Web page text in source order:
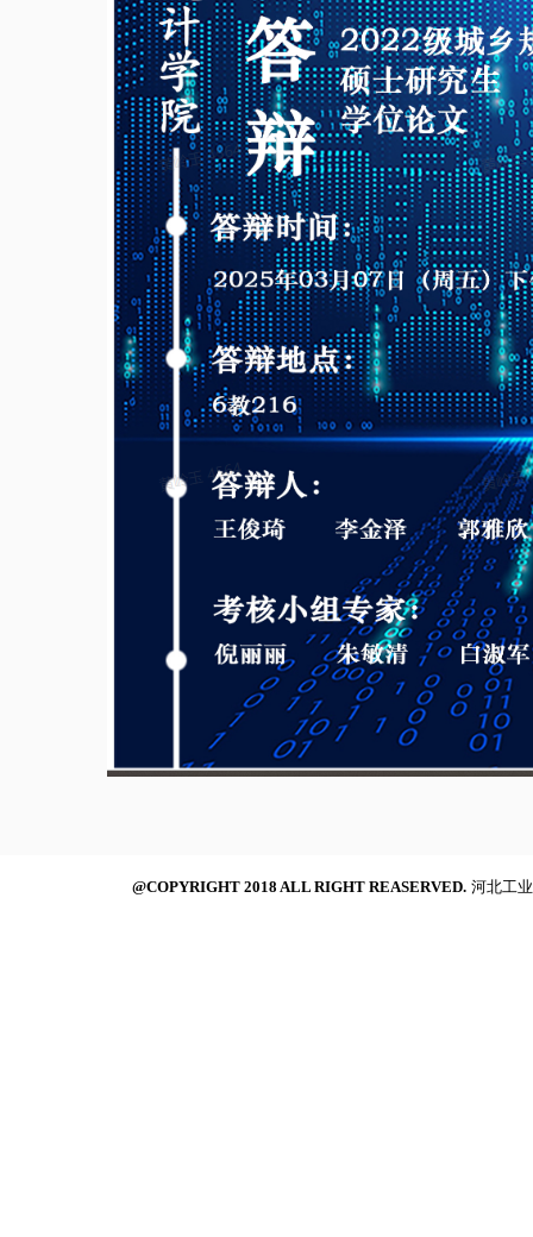
@COPYRIGHT 2018 ALL RIGHT REASERVED. 河北工